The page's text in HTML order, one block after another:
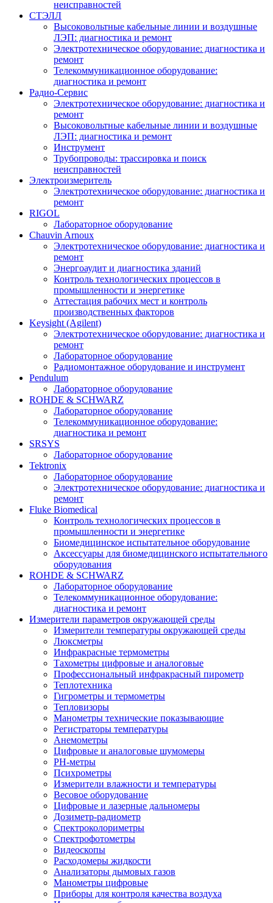
неисправностей
СТЭЛЛ
Высоковольтные кабельные линии и воздушные
ЛЭП: диагностика и ремонт
Электротехническое оборудование: диагностика и
ремонт
Телекоммуникационное оборудование:
диагностика и ремонт
Радио-Cервис
Электротехническое оборудование: диагностика и
ремонт
Высоковольтные кабельные линии и воздушные
ЛЭП: диагностика и ремонт
Инструмент
Трубопроводы: трассировка и поиск
неисправностей
Электроизмеритель
Электротехническое оборудование: диагностика и
ремонт
RIGOL
Лабораторное оборудование
Chauvin Arnoux
Электротехническое оборудование: диагностика и
ремонт
Энергоаудит и диагностика зданий
Контроль технологических процессов в
промышленности и энергетике
Аттестация рабочих мест и контроль
производственных факторов
Keysight (Agilent)
Электротехническое оборудование: диагностика и
ремонт
Лабораторное оборудование
Радиомонтажное оборудование и инструмент
Pendulum
Лабораторное оборудование
ROHDE & SCHWARZ
Лабораторное оборудование
Телекоммуникационное оборудование:
диагностика и ремонт
SRSYS
Лабораторное оборудование
Tektronix
Лабораторное оборудование
Электротехническое оборудование: диагностика и
ремонт
Fluke Biomedical
Контроль технологических процессов в
промышленности и энергетике
Биомедицинское испытательное оборудование
Аксессуары для биомедицинского испытательного
оборудования
ROHDE & SCHWARZ
Лабораторное оборудование
Телекоммуникационное оборудование:
диагностика и ремонт
Измерители параметров окружающей среды
Измерители температуры окружающей среды
Люксметры
Инфракрасные термометры
Тахометры цифровые и аналоговые
Профессиональный инфракрасный пирометр
Теплотехника
Гигрометры и термометры
Тепловизоры
Манометры технические показывающие
Регистраторы температуры
Анемометры
Цифровые и аналоговые шумомеры
PH-метры
Психрометры
Измерители влажности и температуры
Весовое оборудование
Цифровые и лазерные дальномеры
Дозиметр-радиометр
Спектроколориметры
Спектрофотометры
Видеоскопы
Расходомеры жидкости
Анализаторы дымовых газов
Манометры цифровые
Приборы для контроля качества воздуха